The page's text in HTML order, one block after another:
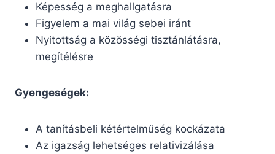
Képesség a meghallgatásra
Figyelem a mai világ sebei iránt
Nyitottság a közösségi tisztánlátásra,
megítélésre
Gyengeségek:
A tanításbeli kétértelműség kockázata
Az igazság lehetséges relativizálása